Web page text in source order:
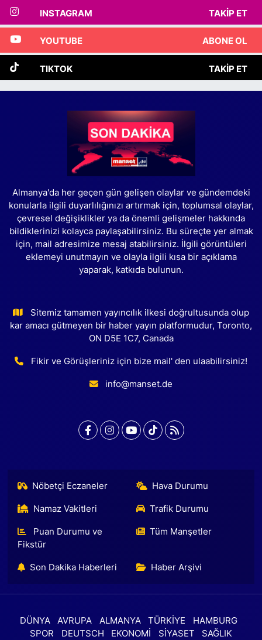
INSTAGRAM TAKIP ET
YOUTUBE ABONE OL
TIKTOK TAKIP ET
Almanya'da her geçen gün gelişen olaylar ve gündemdeki
konularla ilgili duyarlılığınızı artırmak için, toplumsal olaylar,
çevresel değişiklikler ya da önemli gelişmeler hakkında
bildiklerinizi kolayca paylaşabilirsiniz. Bu süreçte yer almak
için, mail adresimize mesaj atabilirsiniz. İlgili görüntüleri
eklemeyi unutmayın ve olayla ilgili kısa bir açıklama
yaparak, katkıda bulunun.
Sitemiz tamamen yayıncılık ilkesi doğrultusunda olup
kar amacı gütmeyen bir haber yayın platformudur, Toronto,
ON D5E 1C7, Canada
Fikir ve Görüşleriniz için bize mail' den ulaabilirsiniz!
info@manset.de
Nöbetçi Eczaneler Hava Durumu
Namaz Vakitleri Trafik Durumu
Puan Durumu ve
Fikstür
Tüm Manşetler
Son Dakika Haberleri Haber Arşivi
DÜNYA AVRUPA ALMANYA TÜRKİYE
HAMBURG
SPOR
DEUTSCH EKONOMİ SİYASET SAĞLIK